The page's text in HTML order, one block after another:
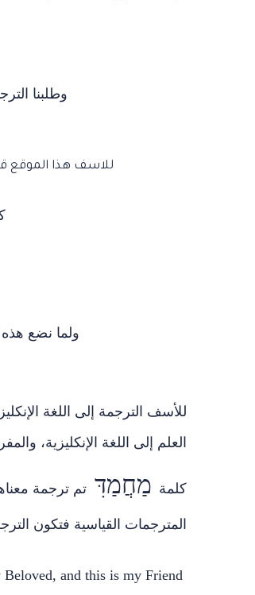
وطلبنا
للاسف هذا الموقع
ولما نضع هذه
للأسف الترجمة إلى اللغة
العلم إلى اللغة الإنكليزية،
كلمة מַחֲמַדִּ تم ترجمة
المترجمات القياسية فتكون